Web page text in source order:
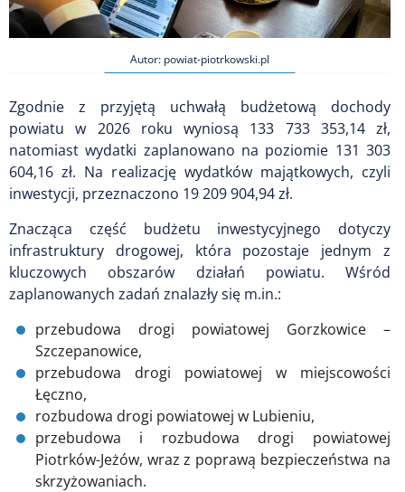
Autor: powiat-piotrkowski.pl
Zgodnie z przyjętą uchwałą budżetową dochody
powiatu w 2026 roku wyniosą 133 733 353,14 zł,
natomiast wydatki zaplanowano na poziomie 131 303
604,16 zł. Na realizację wydatków majątkowych, czyli
inwestycji, przeznaczono 19 209 904,94 zł.
Znacząca część budżetu inwestycyjnego dotyczy
infrastruktury drogowej, która pozostaje jednym z
kluczowych obszarów działań powiatu. Wśród
zaplanowanych zadań znalazły się m.in.:
przebudowa drogi powiatowej Gorzkowice –
Szczepanowice,
przebudowa drogi powiatowej w miejscowości
Łęczno,
rozbudowa drogi powiatowej w Lubieniu,
przebudowa i rozbudowa drogi powiatowej
Piotrków-Jeżów, wraz z poprawą bezpieczeństwa na
skrzyżowaniach.